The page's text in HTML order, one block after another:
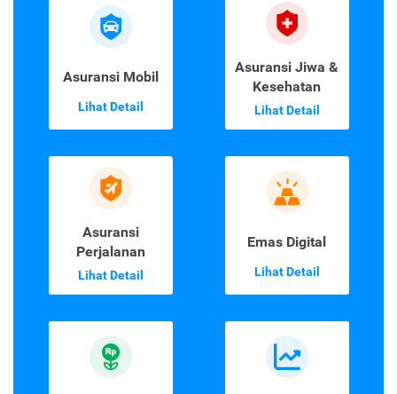
Asuransi Mobil
Lihat Detail
Asuransi Jiwa &
Kesehatan
Lihat Detail
Asuransi
Perjalanan
Lihat Detail
Emas Digital
Lihat Detail